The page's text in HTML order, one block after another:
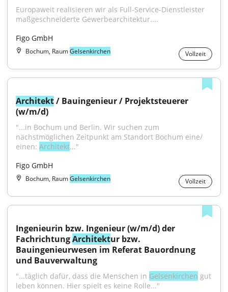
Europaweit realisieren wir als Full-Service-Dienstleister
maßgeschneiderte Gewerbearchitektur....
Figo GmbH
Bochum, RaumGelsenkirchen Vollzeit
Architekt / Bauingenieur / Projektsteuerer
(w/m/d)
"...in Bochum und Berlin. Wir suchen zum
nächstmöglichen Zeitpunkt am Standort Bochum eine/
einen: Architekt..."
Figo GmbH
Bochum, RaumGelsenkirchen Vollzeit
Ingenieurin bzw. Ingenieur (w/m/d) der
Fachrichtung Architektur bzw.
Bauingenieurwesen im Referat Bauordnung
und Bauverwaltung
"...täglich dafür, dass die Menschen in Gelsenkirchen gut
leben können. Hier spielt es keine Rolle..."